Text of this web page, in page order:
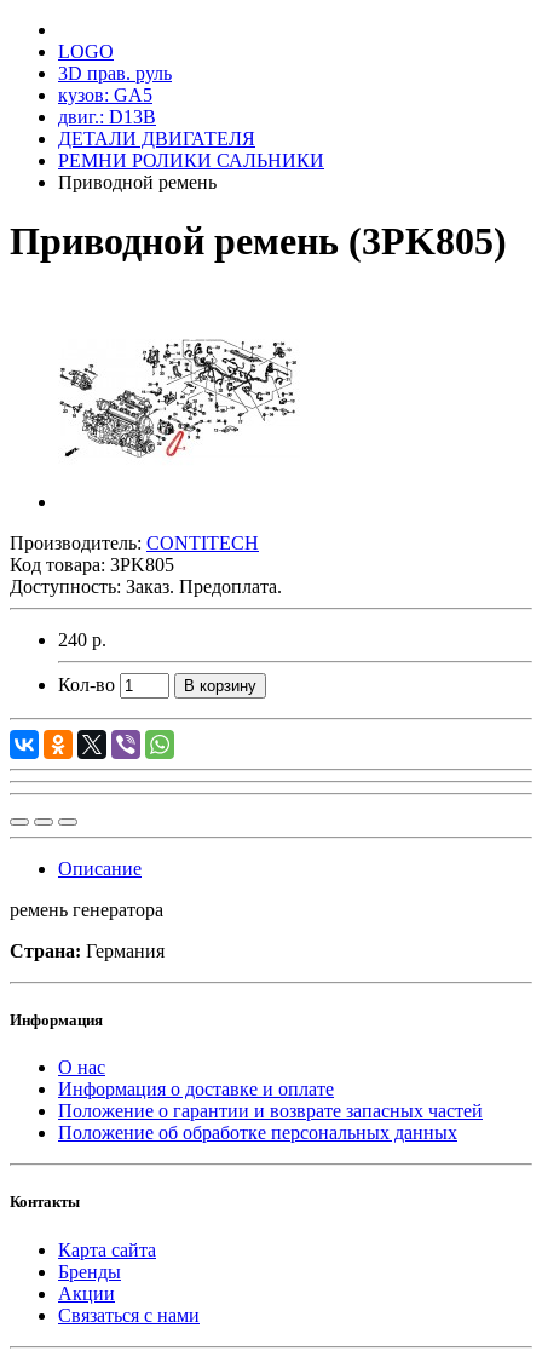
LOGO
3D прав. руль
кузов: GA5
двиг.: D13B
ДЕТАЛИ ДВИГАТЕЛЯ
РЕМНИ РОЛИКИ САЛЬНИКИ
Приводной ремень
Приводной ремень (3PK805)
Производитель: CONTITECH
Код товара: 3PK805
Доступность: Заказ. Предоплата.
240 р.
Кол-во В корзину
Описание
ремень генератора
Страна: Германия
Информация
О нас
Информация о доставке и оплате
Положение о гарантии и возврате запасных частей
Положение об обработке персональных данных
Контакты
Карта сайта
Бренды
Акции
Связаться с нами